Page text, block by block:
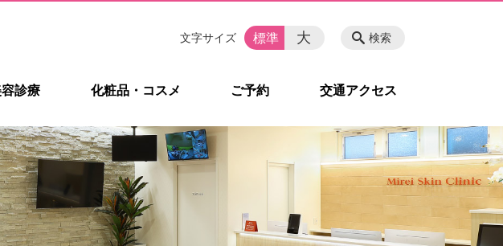
診療 化粧品・コスメ ご予約 交通アクセス
検索
文字サイズ 標準 大